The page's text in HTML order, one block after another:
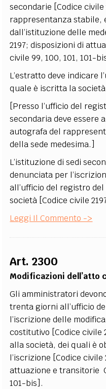
secondarie [Codice
rappresentanza stabile,
dall’istituzione delle
2197; disposizioni di
civile 99, 100, 101, 101-
L’estratto deve indicare
quale è iscritta la
[Presso l’ufficio del
secondaria deve essere
autografa del
della sede medesima.]
L’istituzione di sedi
denunciata per
all’ufficio del registro
società [Codice civile
Leggi Il Commento ->
Art. 2300
Modificazioni dell’atto
Gli amministratori
trenta giorni all’ufficio
l’iscrizione delle
costitutivo [Codice
alla società, dei quali è
l’iscrizione [Codice civile
attuazione e transitorie
101-bis].